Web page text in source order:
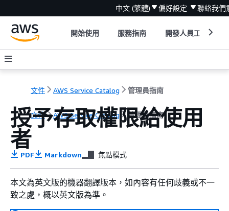
中文 (繁體) 偏好設定 聯絡我們
開始使用 服務指南 開發人員工具
文件 AWS Service Catalog 管理員指南
文件 AWS Service Catalog 管理員指南
授予存取權限給使用
者
PDF Markdown 焦點模式
本文為英文版的機器翻譯版本，如內容有任何歧義或不一
致之處，概以英文版為準。